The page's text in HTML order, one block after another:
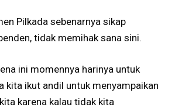
Pilkada sebenarnya sikap
tidak memihak sana sini.
ini momennya harinya untuk
kita ikut andil untuk menyampaikan
karena kalau tidak kita